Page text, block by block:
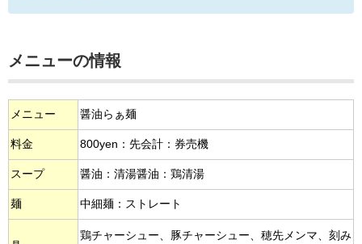
メニューの情報
メニュー 醤油らぁ麺
料金 800yen：先会計：券売機
スープ 醤油：清湯醤油：鶏清湯
麺 中細麺：ストレート
鶏チャーシュー、豚チャーシュー、穂先メンマ、刻み